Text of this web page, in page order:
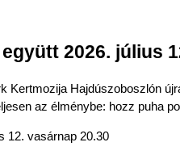
2026. július
Kertmozija Hajdúszoboszlón
az élménybe: hozz puha
12. vasárnap 20.30